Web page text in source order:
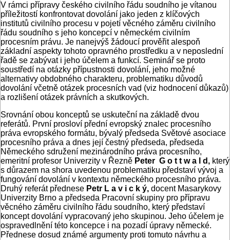
V rámci přípravy českého civilního řádu soudního je vítanou
příležitostí konfrontovat dovolání jako jeden z klíčových
institutů civilního procesu v pojetí věcného záměru civilního
řádu soudního s jeho koncepcí v německém civilním
procesním právu. Je nanejvýš žádoucí prověřit alespoň
základní aspekty tohoto opravného prostředku a v neposlední
řadě se zabývat i jeho účelem a funkcí. Seminář se proto
soustředí na otázky přípustnosti dovolání, jeho možné
alternativy obdobného charakteru, problematiku důvodů
dovolání včetně otázek procesních vad (viz hodnocení důkazů)
a rozlišení otázek právních a skutkových.
Srovnání obou konceptů se uskuteční na základě dvou
referátů. První prosloví přední evropský znalec procesního
práva evropského formátu, bývalý předseda Světové asociace
procesního práva a dnes její čestný předseda, předseda
Německého sdružení mezinárodního práva procesního,
emeritní profesor Univerzity v Řezně Peter G o t t w a l d, který
s důrazem na shora uvedenou problematiku představí vývoj a
fungování dovolání v kontextu německého procesního práva.
Druhý referát přednese Petr L a v i c k ý, docent Masarykovy
Univerzity Brno a předseda Pracovní skupiny pro přípravu
věcného záměru civilního řádu soudního, který představí
koncept dovolání vypracovaný jeho skupinou. Jeho účelem je
ospravedlnění této koncepce i na pozadí úpravy německé.
Přednese dosud známé argumenty proti tomuto návrhu a